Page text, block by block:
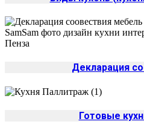
Декларация
Готовые